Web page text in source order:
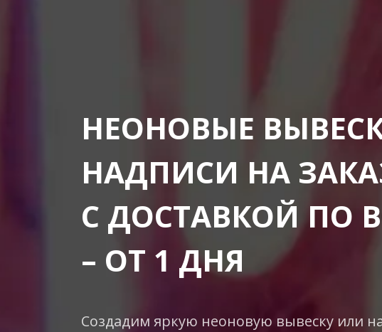
НЕОНОВЫЕ
НАДПИСИ НА
С ДОСТАВКОЙ ПО
– ОТ 1 ДНЯ
Создадим яркую неоновую вывеску или